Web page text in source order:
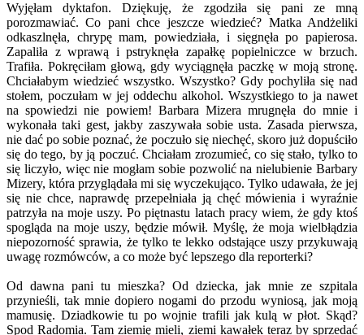
Wyjęłam dyktafon. Dziękuję, że zgodziła się pani ze mną
porozmawiać. Co pani chce jeszcze wiedzieć? Matka Andżeliki
odkaszlnęła, chrypę mam, powiedziała, i sięgnęła po papierosa.
Zapaliła z wprawą i pstryknęła zapałkę popielniczce w brzuch.
Trafiła. Pokręciłam głową, gdy wyciągnęła paczkę w moją stronę.
Chciałabym wiedzieć wszystko. Wszystko? Gdy pochyliła się nad
stołem, poczułam w jej oddechu alkohol. Wszystkiego to ja nawet
na spowiedzi nie powiem! Barbara Mizera mrugnęła do mnie i
wykonała taki gest, jakby zaszywała sobie usta. Zasada pierwsza,
nie dać po sobie poznać, że poczuło się niechęć, skoro już dopuściło
się do tego, by ją poczuć. Chciałam zrozumieć, co się stało, tylko to
się liczyło, więc nie mogłam sobie pozwolić na nielubienie Barbary
Mizery, która przyglądała mi się wyczekująco. Tylko udawała, że jej
się nie chce, naprawdę przepełniała ją chęć mówienia i wyraźnie
patrzyła na moje uszy. Po piętnastu latach pracy wiem, że gdy ktoś
spogląda na moje uszy, będzie mówił. Myślę, że moja wielbłądzia
niepozorność sprawia, że tylko te lekko odstające uszy przykuwają
uwagę rozmówców, a co może być lepszego dla reporterki?
Od dawna pani tu mieszka? Od dziecka, jak mnie ze szpitala
przynieśli, tak mnie dopiero nogami do przodu wyniosą, jak moją
mamusię. Dziadkowie tu po wojnie trafili jak kulą w płot. Skąd?
Spod Radomia. Tam ziemię mieli, ziemi kawałek teraz by sprzedać